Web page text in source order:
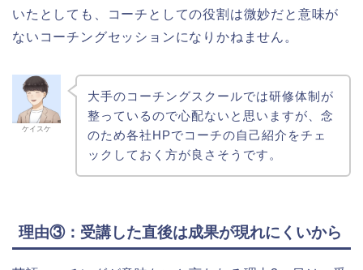
いたとしても、コーチとしての役割は微妙だと意味が
ないコーチングセッションになりかねません。
ケイスケ
大手のコーチングスクールでは研修体制が
整っているので心配ないと思いますが、念
のため各社HPでコーチの自己紹介をチェ
ックしておく方が良さそうです。
理由③：受講した直後は成果が現れにくいから